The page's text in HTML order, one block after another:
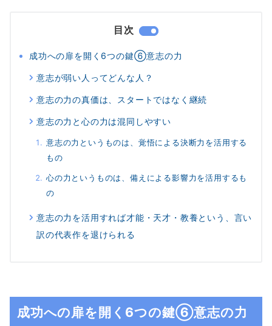
目次
成功への扉を開く6つの鍵⑥意志の力
意志が弱い人ってどんな人？
意志の力の真価は、スタートではなく継続
意志の力と心の力は混同しやすい
意志の力というものは、覚悟による決断力を活用する
もの
心の力というものは、備えによる影響力を活用するも
の
意志の力を活用すれば才能・天才・教養という、言い
訳の代表作を退けられる
成功への扉を開く6つの鍵⑥意志の力